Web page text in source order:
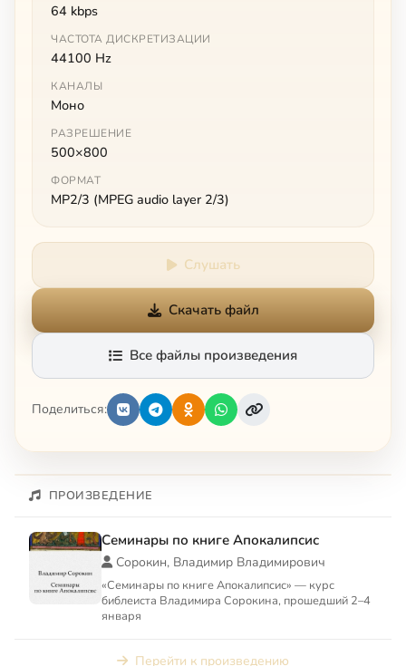
64 kbps
ЧАСТОТА ДИСКРЕТИЗАЦИИ
44100 Hz
КАНАЛЫ
Моно
РАЗРЕШЕНИЕ
500×800
ФОРМАТ
MP2/3 (MPEG audio layer 2/3)
Слушать
Скачать файл
Все файлы произведения
Поделиться:
ПРОИЗВЕДЕНИЕ
Семинары по книге Апокалипсис
Сорокин, Владимир Владимирович
«Семинары по книге Апокалипсис» — курс
библеиста Владимира Сорокина, прошедший 2–4
января
Перейти к произведению